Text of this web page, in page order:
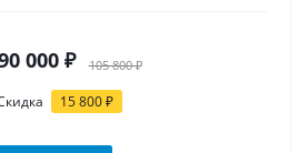
000 ₽ 105 800 ₽
15 800 ₽